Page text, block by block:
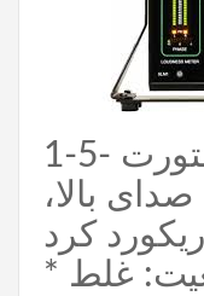
1-5- تا جایی که صدا دیستورت
بالا،
ریکورد کرد
غلط